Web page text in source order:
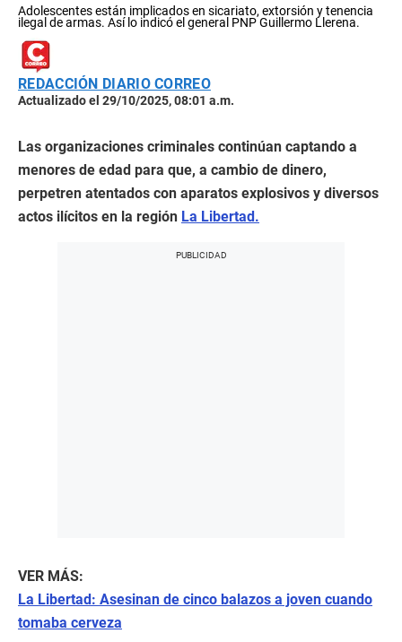
Adolescentes están implicados en sicariato, extorsión y tenencia
ilegal de armas. Así lo indicó el general PNP Guillermo Llerena.
REDACCIÓN DIARIO CORREO
Actualizado el 29/10/2025, 08:01 a.m.
Las organizaciones criminales continúan captando a
menores de edad para que, a cambio de dinero,
perpetren atentados con aparatos explosivos y diversos
actos ilícitos en la región La Libertad.
VER MÁS:
La Libertad: Asesinan de cinco balazos a joven cuando
tomaba cerveza